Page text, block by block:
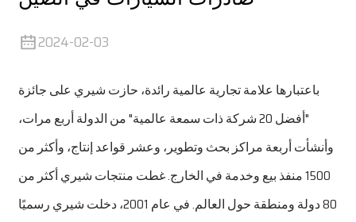
2024-02-03
باعتبارها علامة تجارية عالمية رائدة، حازت شيري على جائزة
"أفضل 20 شركة ذات سمعة عالمية" من الدولة أربع مرات،
وأنشأت أربعة مراكز بحث وتطوير، وعشر قواعد إنتاج، وأكثر من
1500 منفذ بيع وخدمة في الخارج. غطت منتجات شيري أكثر من
80 دولة ومنطقة حول العالم. في عام 2001، دخلت شيري رسميًا